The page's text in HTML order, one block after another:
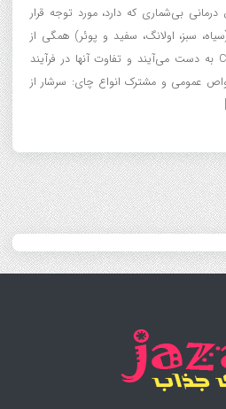
بی‌شماری که دارد، مورد توجه قرار
سبز، اولانگ، سفید و پوئر) همگی از
برگ‌های گیاه Camellia sinensis به دست می‌آیند و تفاوت آنها در فرآیند
عمومی و مشترک انواع چای: سرشار از